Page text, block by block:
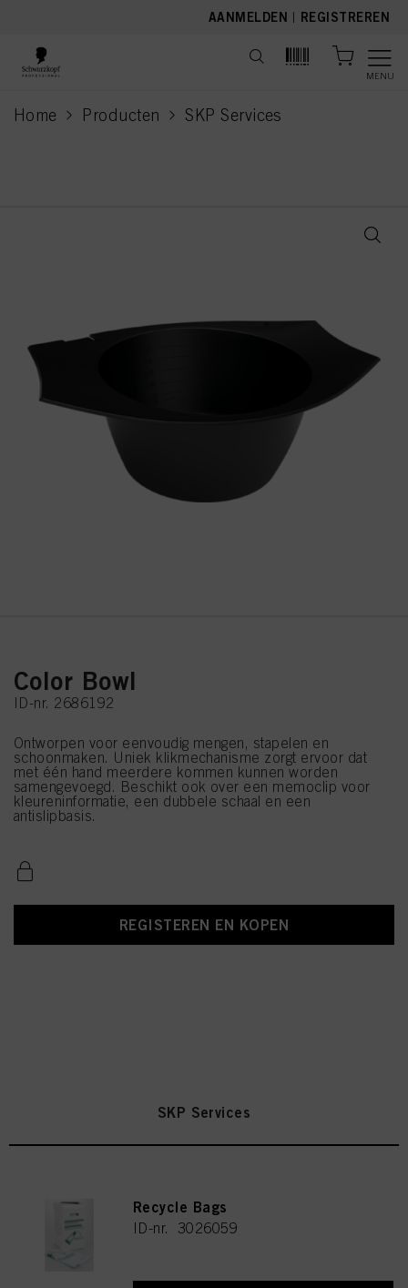
AANMELDEN | REGISTREREN
MENU
Home Producten SKP Services
current page
Color Bowl
ID-nr. 2686192
Ontworpen voor eenvoudig mengen, stapelen en
schoonmaken. Uniek klikmechanisme zorgt ervoor dat
met één hand meerdere kommen kunnen worden
samengevoegd. Beschikt ook over een memoclip voor
kleureninformatie, een dubbele schaal en een
antislipbasis.
REGISTEREN EN KOPEN
SKP Services
Recycle Bags
ID-nr. 3026059